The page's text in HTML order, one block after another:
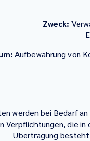
Zweck:
Aufbewahrung von
werden bei Bedarf
Verpflichtungen, die
Übertragung